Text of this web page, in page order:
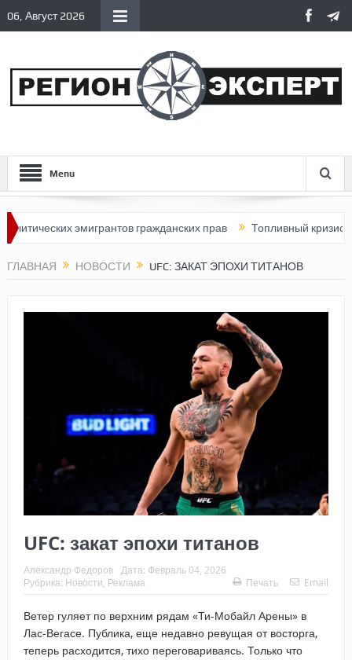
06, Август 2026
Menu
эмигрантов гражданских прав Топливный кризис в
ГЛАВНАЯ НОВОСТИ UFC: ЗАКАТ ЭПОХИ ТИТАНОВ
UFC: закат эпохи титанов
Александр Федоров Дата: Февраль 04, 2026
Рубрика: Новости Реклама Печать Email
Ветер гуляет по верхним рядам «Ти-Мобайл Арены» в
Лас-Вегасе. Публика, еще недавно ревущая от восторга,
теперь расходится, тихо переговариваясь. Только что